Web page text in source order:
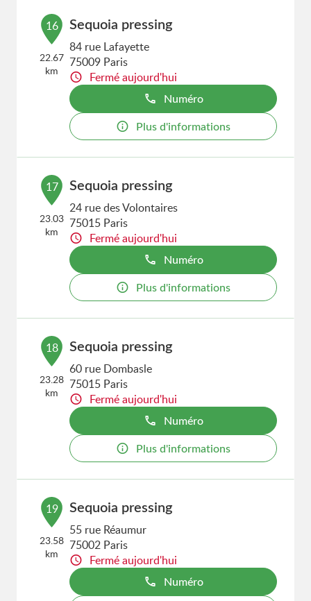
16
22.67
km
Sequoia pressing
84 rue Lafayette
75009 Paris
Fermé aujourd'hui
Numéro
Plus d'informations
17
23.03
km
Sequoia pressing
24 rue des Volontaires
75015 Paris
Fermé aujourd'hui
Numéro
Plus d'informations
18
23.28
km
Sequoia pressing
60 rue Dombasle
75015 Paris
Fermé aujourd'hui
Numéro
Plus d'informations
19
23.58
km
Sequoia pressing
55 rue Réaumur
75002 Paris
Fermé aujourd'hui
Numéro